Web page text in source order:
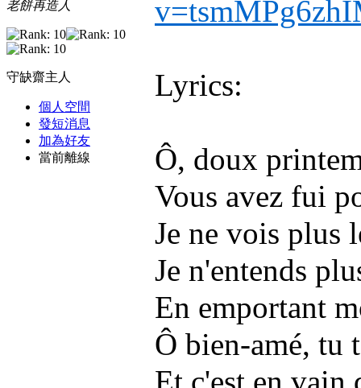
老餅再造人
守缺齋主人
個人空間
發短消息
加為好友
當前離線
Lyrics:
Ô, doux
Vous avez fui
Je ne vois plus
Je n'entends
En emportant
Ô bien-amé, tu